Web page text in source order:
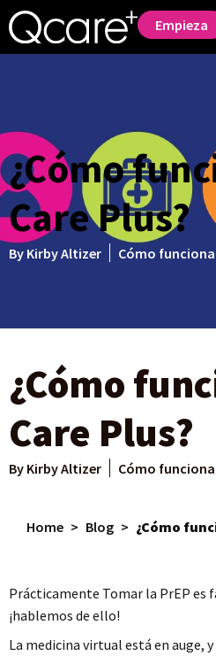
Empieza
¿Cómo
Care Plus?
By Kirby Altizer Cómo funciona
¿Cómo
Care Plus?
By Kirby Altizer Cómo funciona
Home > Blog > ¿Cómo
Prácticamente Tomar la PrEP es
¡hablemos de ello!
La medicina virtual está en auge,